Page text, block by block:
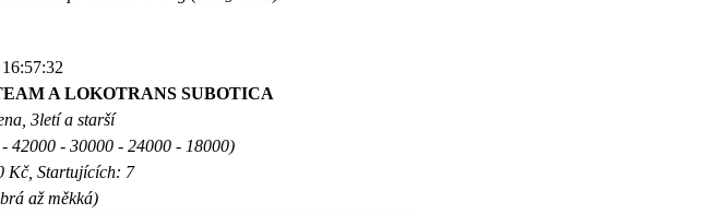
A LOKOTRANS SUBOTICA
3letí a starší
42000 - 30000 - 24000 - 18000)
Kč, Startujících: 7
až měkká)